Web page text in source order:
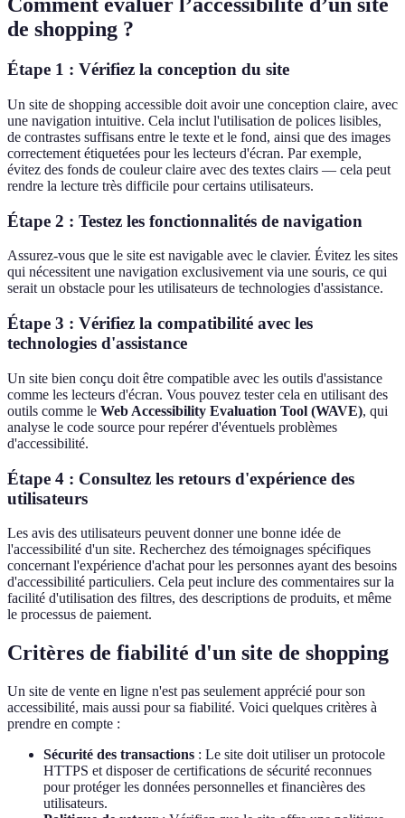
Comment évaluer l’accessibilité d’un site
de shopping ?
Étape 1 : Vérifiez la conception du site
Un site de shopping accessible doit avoir une conception claire, avec
une navigation intuitive. Cela inclut l'utilisation de polices lisibles,
de contrastes suffisans entre le texte et le fond, ainsi que des images
correctement étiquetées pour les lecteurs d'écran. Par exemple,
évitez des fonds de couleur claire avec des textes clairs — cela peut
rendre la lecture très difficile pour certains utilisateurs.
Étape 2 : Testez les fonctionnalités de navigation
Assurez-vous que le site est navigable avec le clavier. Évitez les sites
qui nécessitent une navigation exclusivement via une souris, ce qui
serait un obstacle pour les utilisateurs de technologies d'assistance.
Étape 3 : Vérifiez la compatibilité avec les
technologies d'assistance
Un site bien conçu doit être compatible avec les outils d'assistance
comme les lecteurs d'écran. Vous pouvez tester cela en utilisant des
outils comme le Web Accessibility Evaluation Tool (WAVE), qui
analyse le code source pour repérer d'éventuels problèmes
d'accessibilité.
Étape 4 : Consultez les retours d'expérience des
utilisateurs
Les avis des utilisateurs peuvent donner une bonne idée de
l'accessibilité d'un site. Recherchez des témoignages spécifiques
concernant l'expérience d'achat pour les personnes ayant des besoins
d'accessibilité particuliers. Cela peut inclure des commentaires sur la
facilité d'utilisation des filtres, des descriptions de produits, et même
le processus de paiement.
Critères de fiabilité d'un site de shopping
Un site de vente en ligne n'est pas seulement apprécié pour son
accessibilité, mais aussi pour sa fiabilité. Voici quelques critères à
prendre en compte :
Sécurité des transactions : Le site doit utiliser un protocole
HTTPS et disposer de certifications de sécurité reconnues
pour protéger les données personnelles et financières des
utilisateurs.